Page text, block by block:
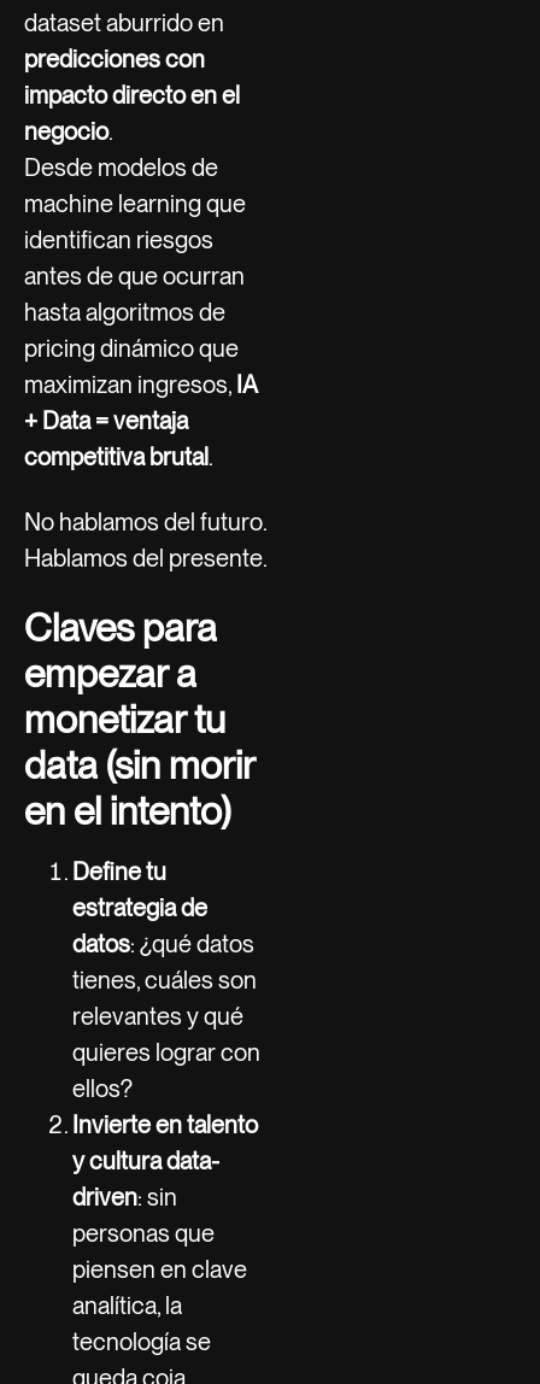
dataset aburrido en
predicciones con
impacto directo en el
negocio.
Desde modelos de
machine learning que
identifican riesgos
antes de que ocurran
hasta algoritmos de
pricing dinámico que
maximizan ingresos, IA
+ Data = ventaja
competitiva brutal.
No hablamos del futuro.
Hablamos del presente.
Claves para
empezar a
monetizar tu
data (sin morir
en el intento)
Define tu
estrategia de
datos: ¿qué datos
tienes, cuáles son
relevantes y qué
quieres lograr con
ellos?
Invierte en talento
y cultura data-
driven: sin
personas que
piensen en clave
analítica, la
tecnología se